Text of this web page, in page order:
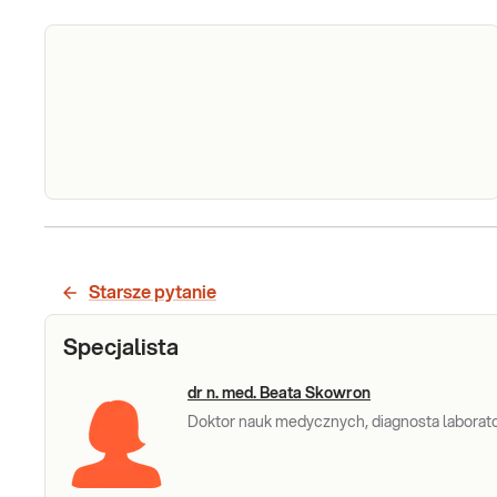
Bilirubina
Bilirubina całkowita. Pomiar stężenia
żółciowych i zespołów hemolitycznych.
Starsze pytanie
Specjalista
dr n. med. Beata Skowron
Doktor nauk medycznych, diagnosta